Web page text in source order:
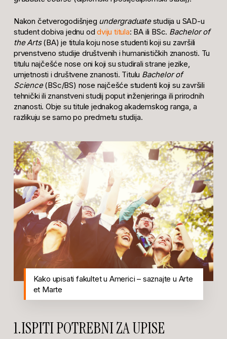
Nakon četverogodišnjeg undergraduatestudija u SAD-u
student dobiva jednu oddviju titula: BA ili BSc. Bachelor of
the Arts(BA) je titula koju nose studenti koji su završili
prvenstveno studije društvenih i humanističkih znanosti. Tu
titulu najčešće nose oni koji su studirali strane jezike,
umjetnosti i društvene znanosti. Titulu Bachelor of
Science(BSc/BS) nose najčešće studenti koji su završili
tehnički ili znanstveni studij poput inženjeringa ili prirodnih
znanosti. Obje su titule jednakog akademskog ranga, a
razlikuju se samo po predmetu studija.
Kako upisati fakultet u Americi – saznajte u Arte
et Marte
1.ISPITI POTREBNI ZA UPISE